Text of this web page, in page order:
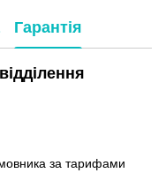
Гарантія
за тарифами